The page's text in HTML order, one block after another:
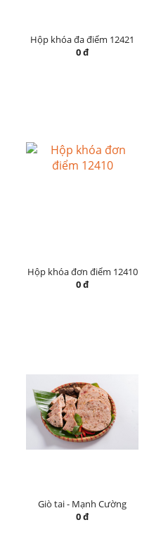
Hộp khóa đa điểm 12421
0 đ
Hộp khóa đơn điểm 12410
0 đ
Giò tai - Mạnh Cường
0 đ